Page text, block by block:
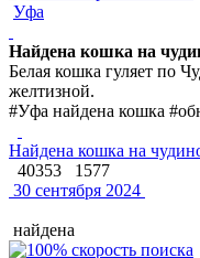
Уфа
Найдена кошка на
Белая кошка гуляет по
желтизной.
#Уфа найдена кошка
Найдена кошка на
40353
1577
30 сентября 2024
найдена